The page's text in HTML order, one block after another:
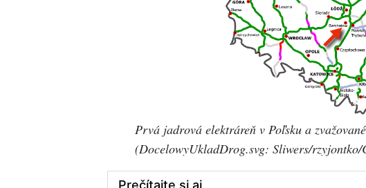
Prvá jadrová elektráreň v Poľsku a
(DocelowyUkladDrog.svg: Sliwers/rzyjontko/